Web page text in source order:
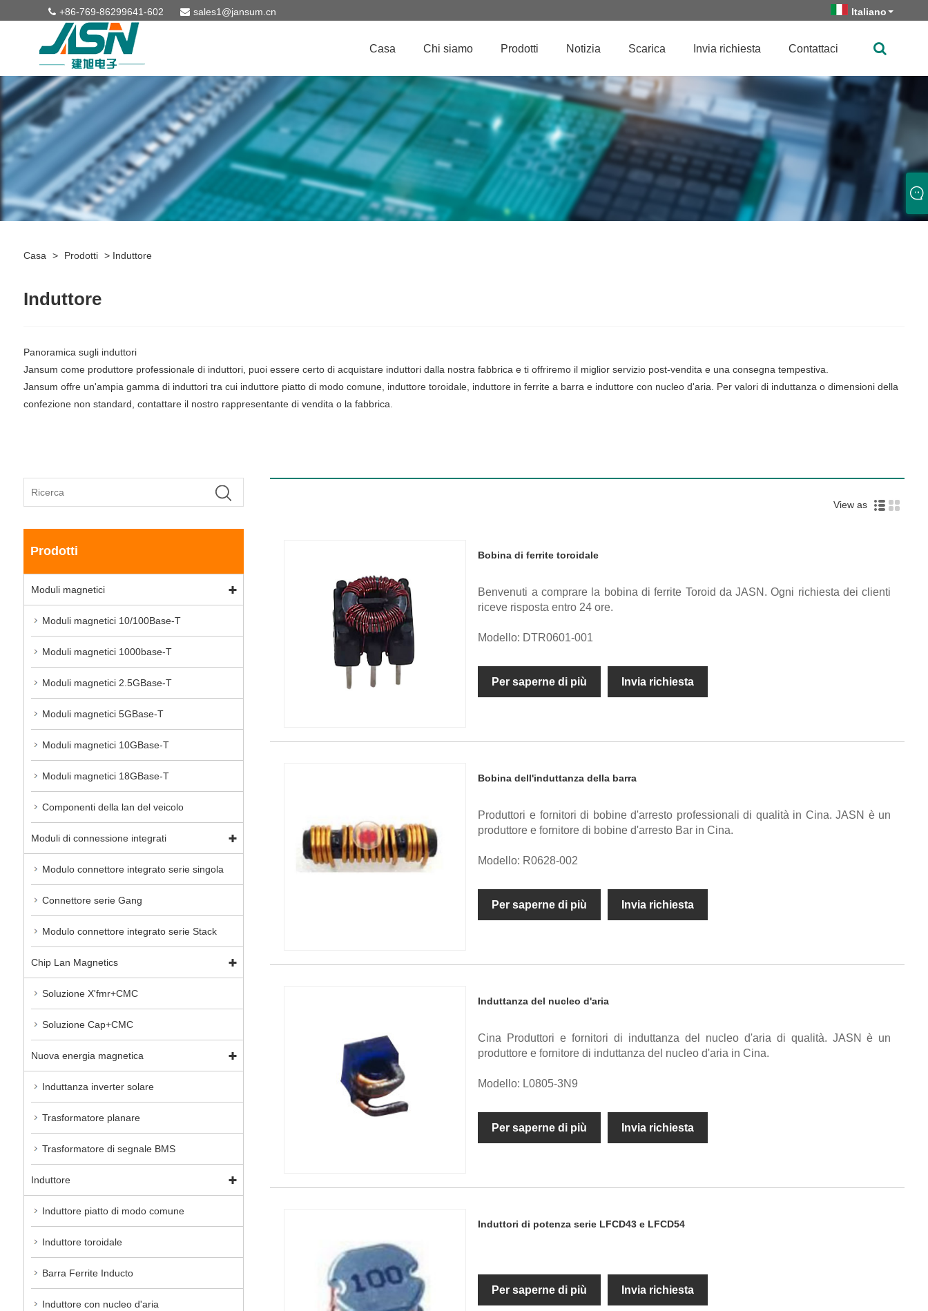
+86-769-86299641-602 sales1@jansum.cn Italiano
Casa Chi siamo Prodotti Notizia Scarica Invia richiesta Contattaci
Casa > Prodotti > Induttore
Induttore
Panoramica sugli induttori
Jansum come produttore professionale di induttori, puoi essere certo di acquistare induttori dalla nostra fabbrica e ti offriremo il miglior servizio post-vendita e una consegna tempestiva.
Jansum offre un'ampia gamma di induttori tra cui induttore piatto di modo comune, induttore toroidale, induttore in ferrite a barra e induttore con nucleo d'aria. Per valori di induttanza o dimensioni della
confezione non standard, contattare il nostro rappresentante di vendita o la fabbrica.
Prodotti
Moduli magnetici
Moduli magnetici 10/100Base-T
Moduli magnetici 1000base-T
Moduli magnetici 2.5GBase-T
Moduli magnetici 5GBase-T
Moduli magnetici 10GBase-T
Moduli magnetici 18GBase-T
Componenti della lan del veicolo
Moduli di connessione integrati
Modulo connettore integrato serie singola
Connettore serie Gang
Modulo connettore integrato serie Stack
Chip Lan Magnetics
Soluzione X'fmr+CMC
Soluzione Cap+CMC
Nuova energia magnetica
Induttanza inverter solare
Trasformatore planare
Trasformatore di segnale BMS
Induttore
Induttore piatto di modo comune
Induttore toroidale
Barra Ferrite Inducto
Induttore con nucleo d'aria
View as
Bobina di ferrite toroidale
Benvenuti a comprare la bobina di ferrite Toroid da JASN. Ogni richiesta dei clienti
riceve risposta entro 24 ore.
Modello: DTR0601-001
Per saperne di più Invia richiesta
Bobina dell'induttanza della barra
Produttori e fornitori di bobine d'arresto professionali di qualità in Cina. JASN è un
produttore e fornitore di bobine d'arresto Bar in Cina.
Modello: R0628-002
Per saperne di più Invia richiesta
Induttanza del nucleo d'aria
Cina Produttori e fornitori di induttanza del nucleo d'aria di qualità. JASN è un
produttore e fornitore di induttanza del nucleo d'aria in Cina.
Modello: L0805-3N9
Per saperne di più Invia richiesta
Induttori di potenza serie LFCD43 e LFCD54
Per saperne di più Invia richiesta